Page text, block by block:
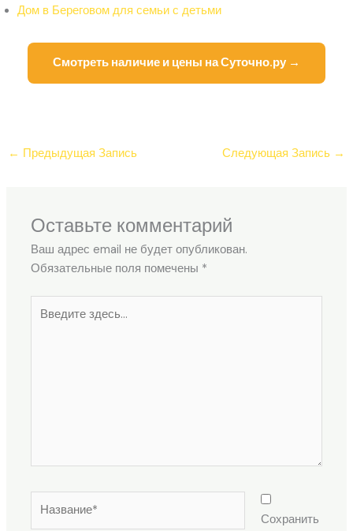
Дом в Береговом для семьи с детьми
Смотреть наличие и цены на Суточно.ру →
← Предыдущая Запись Следующая Запись →
Оставьте комментарий
Ваш адрес email не будет опубликован.
Обязательные поля помечены *
здесь...
Сохранить